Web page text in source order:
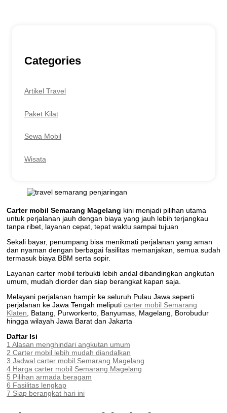
Categories
Artikel Travel
Paket Kilat
Sewa Mobil
Wisata
Carter mobil Semarang Magelang kini menjadi pilihan utama
untuk perjalanan jauh dengan biaya yang jauh lebih terjangkau
tanpa ribet, layanan cepat, tepat waktu sampai tujuan
Sekali bayar, penumpang bisa menikmati perjalanan yang aman
dan nyaman dengan berbagai fasilitas memanjakan, semua sudah
termasuk biaya BBM serta sopir.
Layanan carter mobil terbukti lebih andal dibandingkan angkutan
umum, mudah diorder dan siap berangkat kapan saja.
Melayani perjalanan hampir ke seluruh Pulau Jawa seperti
perjalanan ke Jawa Tengah meliputi carter mobil Semarang
Klaten , Batang, Purworkerto, Banyumas, Magelang, Borobudur
hingga wilayah Jawa Barat dan Jakarta
Daftar Isi
1 Alasan menghindari angkutan umum
2 Carter mobil lebih mudah diandalkan
3 Jadwal carter mobil Semarang Magelang
4 Harga carter mobil Semarang Magelang
5 Pilihan armada beragam
6 Fasilitas lengkap
7 Siap berangkat hari ini